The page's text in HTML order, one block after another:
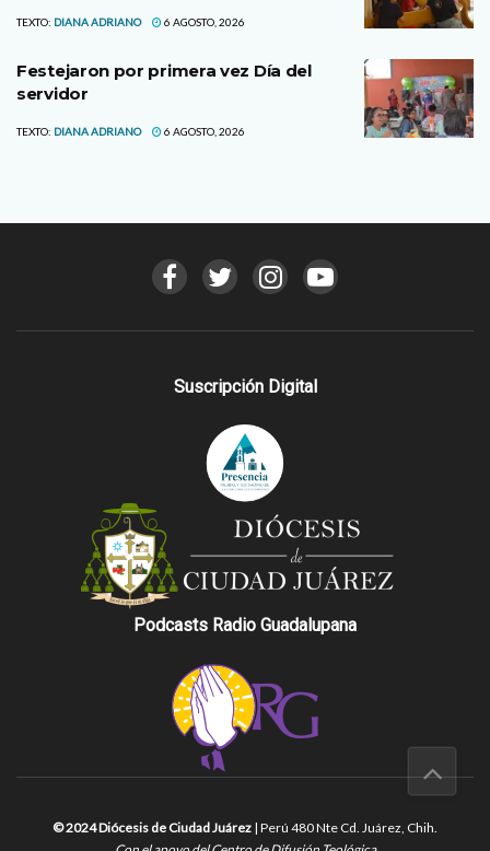
TEXTO: DIANA ADRIANO 6 AGOSTO, 2026
Festejaron por primera vez Día del
servidor
TEXTO: DIANA ADRIANO 6 AGOSTO, 2026
Suscripción Digital
Podcasts Radio Guadalupana
© 2024 Diócesis de Ciudad Juárez | Perú 480 Nte Cd. Juárez, Chih.